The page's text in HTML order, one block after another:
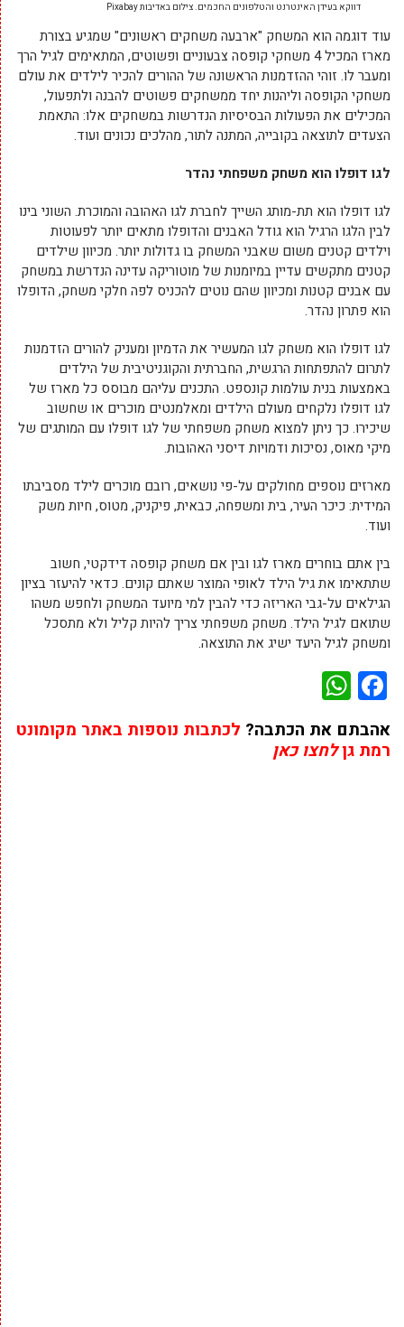
דווקא בעידן האינטרנט והטלפונים החכמים. צילום באדיבות Pixabay
עוד דוגמה הוא המשחק "ארבעה משחקים ראשונים" שמגיע בצורת
מארז המכיל 4 משחקי קופסה צבעוניים ופשוטים, המתאימים לגיל הרך
ומעבר לו. זוהי ההזדמנות הראשונה של ההורים להכיר לילדים את עולם
משחקי הקופסה וליהנות יחד ממשחקים פשוטים להבנה ולתפעול,
המכילים את הפעולות הבסיסיות הנדרשות במשחקים אלו: התאמת
הצעדים לתוצאה בקובייה, המתנה לתור, מהלכים נכונים ועוד.
לגו דופלו הוא משחק משפחתי נהדר
לגו דופלו הוא תת-מותג השייך לחברת לגו האהובה והמוכרת. השוני בינו
לבין הלגו הרגיל הוא גודל האבנים והדופלו מתאים יותר לפעוטות
וילדים קטנים משום שאבני המשחק בו גדולות יותר. מכיוון שילדים
קטנים מתקשים עדיין במיומנות של מוטוריקה עדינה הנדרשת במשחק
עם אבנים קטנות ומכיוון שהם נוטים להכניס לפה חלקי משחק, הדופלו
הוא פתרון נהדר.
לגו דופלו הוא משחק לגו המעשיר את הדמיון ומעניק להורים הזדמנות
לתרום להתפתחות הרגשית, החברתית והקוגניטיבית של הילדים
באמצעות בנית עולמות קונספט. התכנים עליהם מבוסס כל מארז של
לגו דופלו נלקחים מעולם הילדים ומאלמנטים מוכרים או שחשוב
שיכירו. כך ניתן למצוא משחק משפחתי של לגו דופלו עם המותגים של
מיקי מאוס, נסיכות ודמויות דיסני האהובות.
מארזים נוספים מחולקים על-פי נושאים, רובם מוכרים לילד מסביבתו
המידית: כיכר העיר, בית ומשפחה, כבאית, פיקניק, מטוס, חיות משק
ועוד.
בין אתם בוחרים מארז לגו ובין אם משחק קופסה דידקטי, חשוב
שתתאימו את גיל הילד לאופי המוצר שאתם קונים. כדאי להיעזר בציון
הגילאים על-גבי האריזה כדי להבין למי מיועד המשחק ולחפש משהו
שתואם לגיל הילד. משחק משפחתי צריך להיות קליל ולא מתסכל
ומשחק לגיל היעד ישיג את התוצאה.
Facebook
אהבתם את הכתבה? לכתבות נוספות באתר מקומונט
רמת גןלחצו כאן